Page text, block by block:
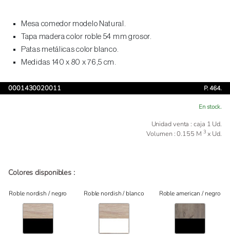
Mesa comedor modelo Natural.
Tapa madera color roble 54 mm grosor.
Patas metálicas color blanco.
Medidas 140 x 80 x 76,5 cm.
0001430020011 P. 464.
En stock.
Unidad venta : caja 1 Ud.
Volumen : 0.155 M 3 x Ud.
Colores disponibles :
Roble nordish / negro Roble nordish / blanco Roble american / negro